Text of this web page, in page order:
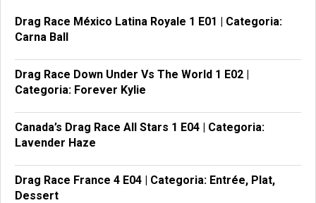
Drag Race México Latina Royale 1 E01 | Categoria:
Carna Ball
Drag Race Down Under Vs The World 1 E02 |
Categoria: Forever Kylie
Canada’s Drag Race All Stars 1 E04 | Categoria:
Lavender Haze
Drag Race France 4 E04 | Categoria: Entrée, Plat,
Dessert